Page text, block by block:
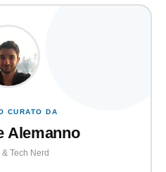
CURATO DA
Alemanno
Tech Nerd